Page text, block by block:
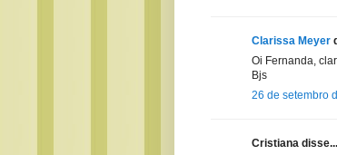
Clarissa Meyer
Oi Fernanda,
Bjs
26 de setembro
Cristiana disse...